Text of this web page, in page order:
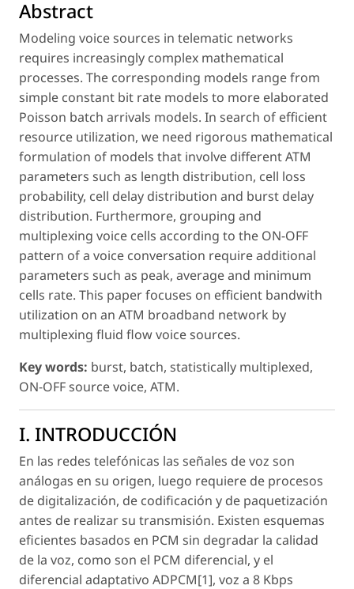
Abstract
Modeling voice sources in telematic networks
requires increasingly complex mathematical
processes. The corresponding models range from
simple constant bit rate models to more elaborated
Poisson batch arrivals models. In search of efficient
resource utilization, we need rigorous mathematical
formulation of models that involve different ATM
parameters such as length distribution, cell loss
probability, cell delay distribution and burst delay
distribution. Furthermore, grouping and
multiplexing voice cells according to the ON-OFF
pattern of a voice conversation require additional
parameters such as peak, average and minimum
cells rate. This paper focuses on efficient bandwith
utilization on an ATM broadband network by
multiplexing fluid flow voice sources.
Key words: burst, batch, statistically multiplexed,
ON-OFF source voice, ATM.
I. INTRODUCCIÓN
En las redes telefónicas las señales de voz son
análogas en su origen, luego requiere de procesos
de digitalización, de codificación y de paquetización
antes de realizar su transmisión. Existen esquemas
eficientes basados en PCM sin degradar la calidad
de la voz, como son el PCM diferencial, y el
diferencial adaptativo ADPCM[1], voz a 8 Kbps